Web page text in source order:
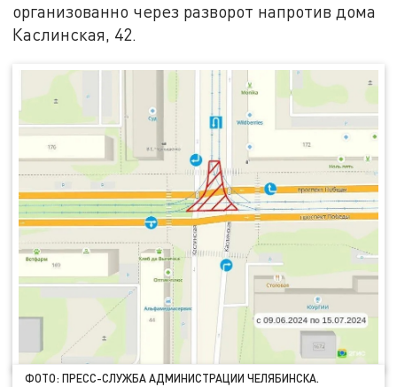
организованно через разворот напротив дома
Каслинская, 42.
ФОТО: ПРЕСС-СЛУЖБА АДМИНИСТРАЦИИ ЧЕЛЯБИНСКА.